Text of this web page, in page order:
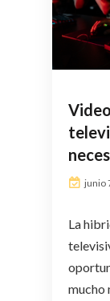
junio
La
mucho